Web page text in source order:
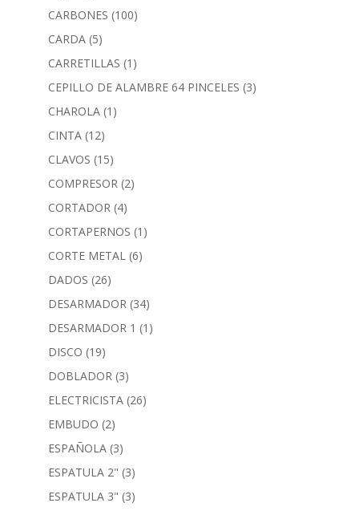
CARBONES (100)
CARDA (5)
CARRETILLAS (1)
CEPILLO DE ALAMBRE 64 PINCELES (3)
CHAROLA (1)
CINTA (12)
CLAVOS (15)
COMPRESOR (2)
CORTADOR (4)
CORTAPERNOS (1)
CORTE METAL (6)
DADOS (26)
DESARMADOR (34)
DESARMADOR 1 (1)
DISCO (19)
DOBLADOR (3)
ELECTRICISTA (26)
EMBUDO (2)
ESPAÑOLA (3)
ESPATULA 2" (3)
ESPATULA 3" (3)